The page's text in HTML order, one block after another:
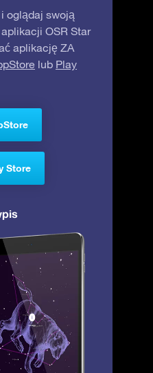
oglądaj swoją
OSR Star
aplikację ZA
lub Play
Store